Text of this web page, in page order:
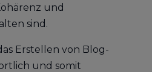
und
sind.
Erstellen von Blog-
und somit